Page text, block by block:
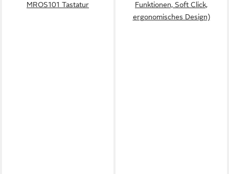
MROS101 Tastatur
Funktionen, Soft Click,
ergonomisches Design)